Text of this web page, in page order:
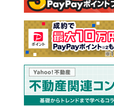
売却査定